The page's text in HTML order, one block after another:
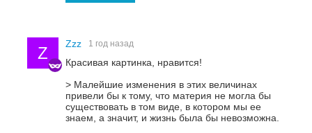
Z Zzz 1 год назад
Красивая картинка, нравится!
> Малейшие изменения в этих величинах
привели бы к тому, что материя не могла бы
существовать в том виде, в котором мы ее
знаем, а значит, и жизнь была бы невозможна.